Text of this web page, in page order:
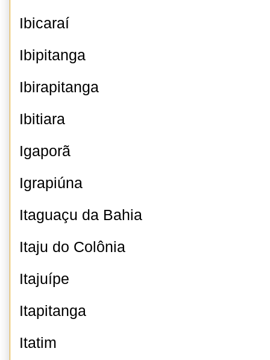
Ibicaraí
Ibipitanga
Ibirapitanga
Ibitiara
Igaporã
Igrapiúna
Itaguaçu da Bahia
Itaju do Colônia
Itajuípe
Itapitanga
Itatim